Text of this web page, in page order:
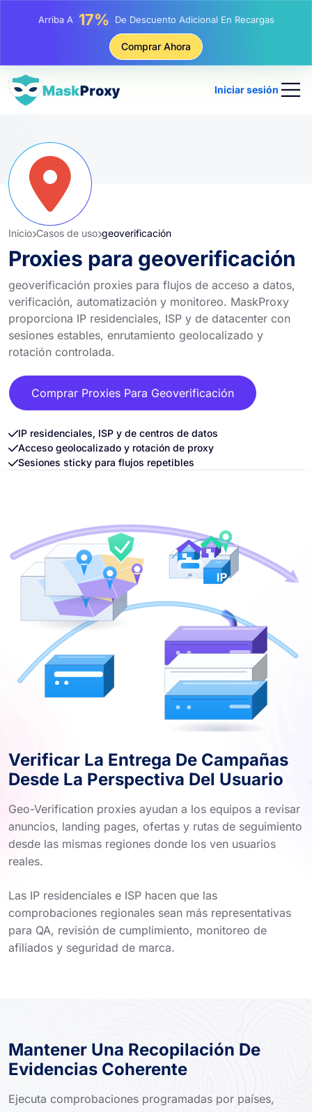
Arriba A 25% Descuento En Compras Estáticas IP
81% Descuento En Compras Rotativas IP
Comprar Ahora
Iniciar sesión
Inicio Casos de uso geoverificación
Proxies para geoverificación
geoverificación proxies para flujos de acceso a datos,
verificación, automatización y monitoreo. MaskProxy
proporciona IP residenciales, ISP y de datacenter con
sesiones estables, enrutamiento geolocalizado y
rotación controlada.
Comprar Proxies Para Geoverificación
IP residenciales, ISP y de centros de datos
Acceso geolocalizado y rotación de proxy
Sesiones sticky para flujos repetibles
Verificar La Entrega De Campañas
Desde La Perspectiva Del Usuario
Geo-Verification proxies ayudan a los equipos a revisar
anuncios, landing pages, ofertas y rutas de seguimiento
desde las mismas regiones donde los ven usuarios
reales.
Las IP residenciales e ISP hacen que las
comprobaciones regionales sean más representativas
para QA, revisión de cumplimiento, monitoreo de
afiliados y seguridad de marca.
Mantener Una Recopilación De
Evidencias Coherente
Ejecuta comprobaciones programadas por países,